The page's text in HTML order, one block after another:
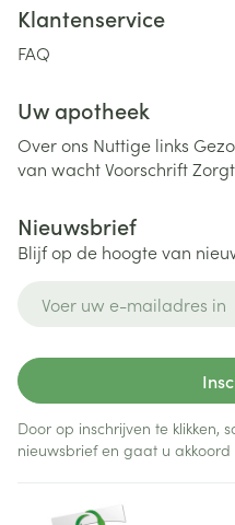
Klantenservice
FAQ
Uw apotheek
Over ons Nuttige links
van wachtVoorschrift
Nieuwsbrief
Blijf op de hoogte van
Door op inschrijven te klikken,
nieuwsbrief en gaat u